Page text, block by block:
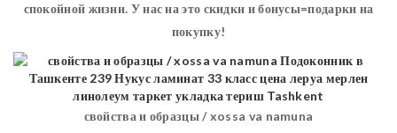
спокойной жизни. У нас на это скидки и бонусы=подарки на
покупку!
свойства и образцы / xossa va namuna